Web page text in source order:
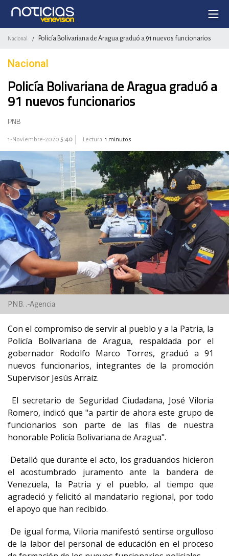
Nacional / Policía Bolivariana de Aragua graduó a 91 nuevos funcionarios
Nacional
Policía Bolivariana de Aragua graduó a
91 nuevos funcionarios
PNB
1-Noviembre-2020 5:40 Lectura: 1 minutos
PNB. .-Agencia
Con el compromiso de servir al pueblo y a la Patria, la
Policía Bolivariana de Aragua, respaldada por el
gobernador Rodolfo Marco Torres, graduó a 91
nuevos funcionarios, integrantes de la promoción
Supervisor Jesús Arraiz.
El secretario de Seguridad Ciudadana, José Viloria
Romero, indicó que "a partir de ahora este grupo de
funcionarios son parte de las filas de nuestra
honorable Policía Bolivariana de Aragua".
Detalló que durante el acto, los graduandos hicieron
el acostumbrado juramento ante la bandera de
Venezuela, la Patria y el pueblo, al tiempo que
agradeció y felicitó al mandatario regional, por todo
el apoyo que han recibido.
De igual forma, Viloria manifestó sentirse orgulloso
de la labor del personal de educación en el proceso